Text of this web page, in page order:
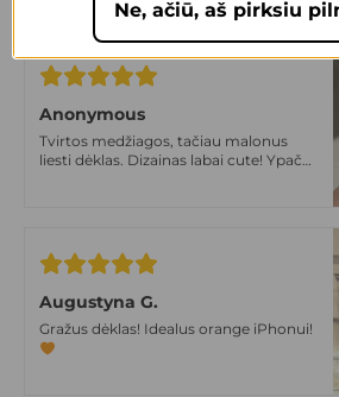
Anonymous
Tvirtos medžiagos, tačiau malonus
liesti dėklas. Dizainas labai cute! Ypač
Augustyna G.
Gražus dėklas! Idealus orange iPhonui!
Ne, ačiū, aš pirksiu